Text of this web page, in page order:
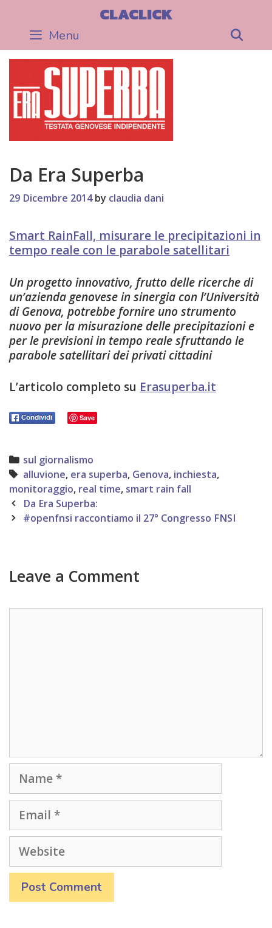
content
CLACLICK
Menu
Da Era Superba
29 Dicembre 2014 by claudia dani
Smart RainFall, misurare le precipitazioni in
tempo reale con le parabole satellitari
Un progetto innovativo, frutto delle ricerche di
un’azienda genovese in sinergia con l’Università
di Genova, potrebbe fornire uno strumento
nuovo per la misurazione delle precipitazioni e
per le previsioni in tempo reale sfruttando le
parabole satellitari dei privati cittadini
L’articolo completo su Erasuperba.it
Save
Categories
sul giornalismo
Tags
alluvione, era superba, Genova, inchiesta,
monitoraggio, real time, smart rain fall
Post
navigation
Da Era Superba:
#openfnsi raccontiamo il 27° Congresso FNSI
Leave a Comment
Name
Email
Website